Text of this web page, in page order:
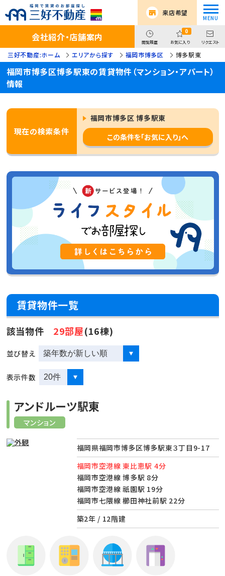
来店希望
会社紹介・店舗案内 閲覧履歴
0
お気に入り リクエスト
三好不動産:ホーム エリアから探す 福岡市博多区 博多駅東
福岡市博多区博多駅東の賃貸物件（マンション・アパート）
情報
現在の検索条件
福岡市博多区 博多駅東
この条件を「お気に入り」へ
賃貸物件一覧
該当物件 29部屋(16棟)
並び替え
表示件数
マンション
アンドルーツ駅東
福岡県福岡市博多区博多駅東３丁目9-17
福岡市空港線 東比恵駅 4分
福岡市空港線 博多駅 8分
福岡市空港線 祇園駅 19分
福岡市七隈線 櫛田神社前駅 22分
築2年 / 12階建